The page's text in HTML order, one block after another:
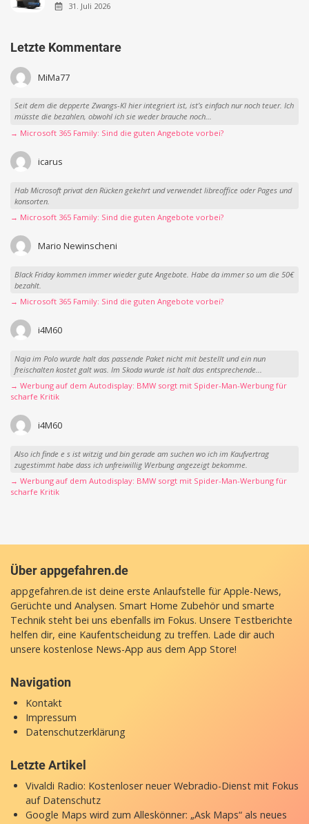
31. Juli 2026
Letzte Kommentare
MiMa77
Seit dem die depperte Zwangs-KI hier integriert ist, ist’s einfach nur noch teuer. Ich
müsste die bezahlen, obwohl ich sie weder brauche noch...
→ Microsoft 365 Family: Sind die guten Angebote vorbei?
icarus
Hab Microsoft privat den Rücken gekehrt und verwendet libreoffice oder Pages und
konsorten.
→ Microsoft 365 Family: Sind die guten Angebote vorbei?
Mario Newinscheni
Black Friday kommen immer wieder gute Angebote. Habe da immer so um die 50€
bezahlt.
→ Microsoft 365 Family: Sind die guten Angebote vorbei?
i4M60
Naja im Polo wurde halt das passende Paket nicht mit bestellt und ein nun
freischalten kostet galt was. Im Skoda wurde ist halt das entsprechende...
→ Werbung auf dem Autodisplay: BMW sorgt mit Spider-Man-Werbung für
scharfe Kritik
i4M60
Also ich finde e s ist witzig und bin gerade am suchen wo ich im Kaufvertrag
zugestimmt habe dass ich unfreiwillig Werbung angezeigt bekomme.
→ Werbung auf dem Autodisplay: BMW sorgt mit Spider-Man-Werbung für
scharfe Kritik
Über appgefahren.de
appgefahren.de ist deine erste Anlaufstelle für Apple-News,
Gerüchte und Analysen. Smart Home Zubehör und smarte
Technik steht bei uns ebenfalls im Fokus. Unsere Testberichte
helfen dir, eine Kaufentscheidung zu treffen. Lade dir auch
unsere kostenlose News-App aus dem App Store!
Navigation
Kontakt
Impressum
Datenschutzerklärung
Letzte Artikel
Vivaldi Radio: Kostenloser neuer Webradio-Dienst mit Fokus
auf Datenschutz
Google Maps wird zum Alleskönner: „Ask Maps“ als neues